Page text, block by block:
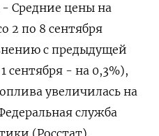
Средние цены на
2 по 8 сентября
с предыдущей
сентября - на 0,3%),
увеличилась на
служба
(Росстат).